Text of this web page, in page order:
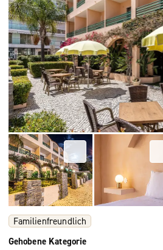
Familienfreundlich
Gehobene Kategorie